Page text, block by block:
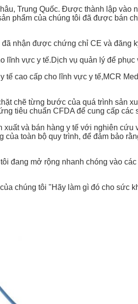
Trung Quốc. Được thành lập vào
phẩm của chúng tôi đã được bán
nhận được chứng chỉ CE và đăng
vực y tế.Dịch vụ quản lý để
cao cấp cho lĩnh vực y tế,MCR
chẽ từng bước của quá trình sản
tiêu chuẩn CFDA để cung cấp
và bán hàng y tế với nghiên
toàn bộ quy trình, để đảm bảo
đang mở rộng nhanh chóng vào
chúng tôi "Hãy làm gì đó cho sức